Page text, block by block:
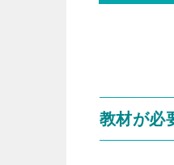
教材が必